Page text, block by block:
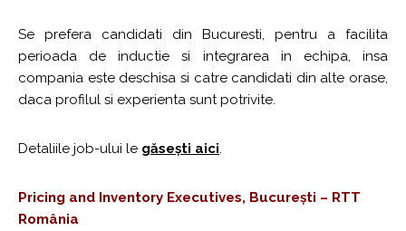
Se prefera candidati din Bucuresti, pentru a facilita
perioada de inductie si integrarea in echipa, insa
compania este deschisa si catre candidati din alte orase,
daca profilul si experienta sunt potrivite.
Detaliile job-ului le găsești aici.
Pricing and Inventory Executives, București – RTT
România